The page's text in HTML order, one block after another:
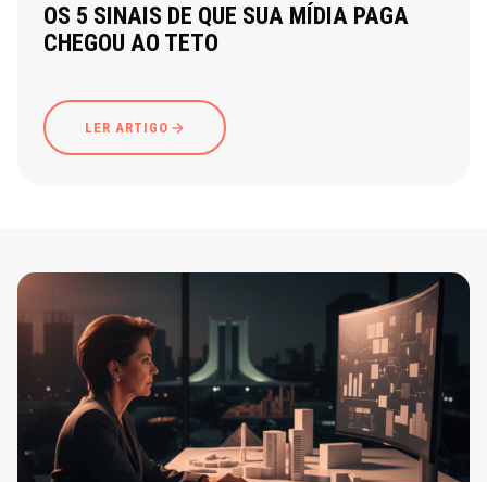
OS 5 SINAIS DE QUE SUA MÍDIA PAGA
CHEGOU AO TETO
LER ARTIGO